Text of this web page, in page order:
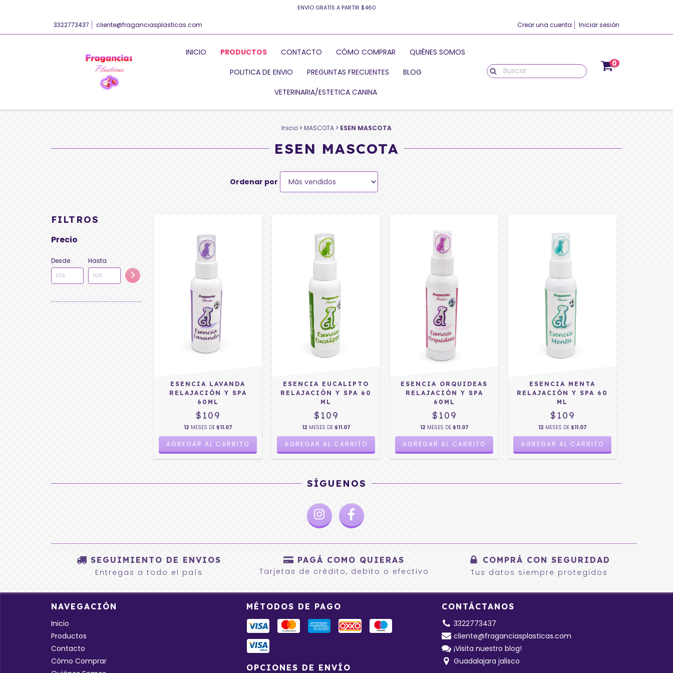
ENVIO GRATIS A PARTIR $460
3322773437 cliente@fraganciasplasticas.com Crear una cuenta Iniciar sesión
INICIO PRODUCTOS CONTACTO CÓMO COMPRAR
QUIÉNES SOMOS
POLITICA DE ENVIO
PREGUNTAS FRECUENTES
BLOG
VETERINARIA/ESTETICA CANINA
0
Inicio > MASCOTA > ESEN MASCOTA
ESEN MASCOTA
Ordenar por
FILTROS
Precio
Desde Hasta
ESENCIA LAVANDA
RELAJACIÓN Y SPA
60ML
$109
12 MESES DE $11.07
ESENCIA EUCALIPTO
RELAJACIÓN Y SPA 60
ML
$109
12 MESES DE $11.07
ESENCIA ORQUIDEAS
RELAJACIÓN Y SPA
60ML
$109
12 MESES DE $11.07
ESENCIA MENTA
RELAJACIÓN Y SPA 60
ML
$109
12 MESES DE $11.07
SÍGUENOS
SEGUIMIENTO DE ENVIOS
Entregas a todo el país
PAGÁ COMO QUIERAS
Tarjetas de crédito, debito o efectivo
COMPRÁ CON SEGURIDAD
Tus datos siempre protegidos
NAVEGACIÓN
Inicio
Productos
Contacto
Cómo Comprar
MÉTODOS DE PAGO
OPCIONES DE ENVÍO
CONTÁCTANOS
3322773437
cliente@fraganciasplasticas.com
¡Visita nuestro blog!
Guadalajara jalisco